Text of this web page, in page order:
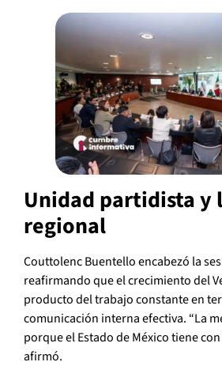
Unidad partidista y
regional
Couttolenc Buentello encabezó la
reafirmando que el crecimiento del
producto del trabajo constante en
comunicación interna efectiva. “La
porque el Estado de México tiene
afirmó.